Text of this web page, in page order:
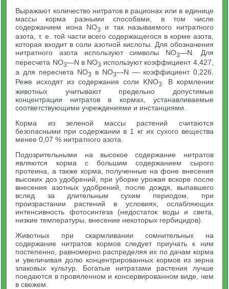
Выражают количество нитратов в рационах или в единице
массы корма разными способами, в том числе
содержанием иона NO3
и так называемого нитратного
азота, т. е. той части всего содержащегося в корме азота,
которая входит в соли азотной кислоты. Для обозначения
нитратного азота используют символы NO3—N. Для
пересчета NO3—N в NO3 используют коэффициент 4,427,
а для пересчета NO3 в NO3—N — коэффициент 0,226.
Реже исходят из содержания соли KNO3
. В кормлении
животных учитывают предельно допустимые
концентрации нитратов в кормах, устанавливаемые
соответствующими учреждениями и инстанциями.
Корма из зеленой массы растений считаются
безопасными при содержании в 1 кг их сухого вещества
менее 0,07 % нитратного азота.
Подозрительными на высокое содержание нитратов
являются корма с большим содержанием сырого
протеина, а также корма, полученные на фоне внесения
высоких доз удобрений, при уборке урожая вскоре после
внесения азотных удобрений, после дождя, выпавшего
вслед за длительным сухим периодом, при
произрастании растений в условиях, ослабляющих
интенсивность фотосинтеза (недостаток воды и света,
низкие температуры, внесение некоторых гербицидов).
Животных при скармливании сомнительных на
содержание нитратов кормов следует приучать к ним
постепенно, равномерно распределяя их по дачам корма
и увеличивая долю концентрированных кормов из зерна
злаковых культур. Богатые нитратами растения лучше
поедаются в провяленном и консервированном виде, чем
в свежем.